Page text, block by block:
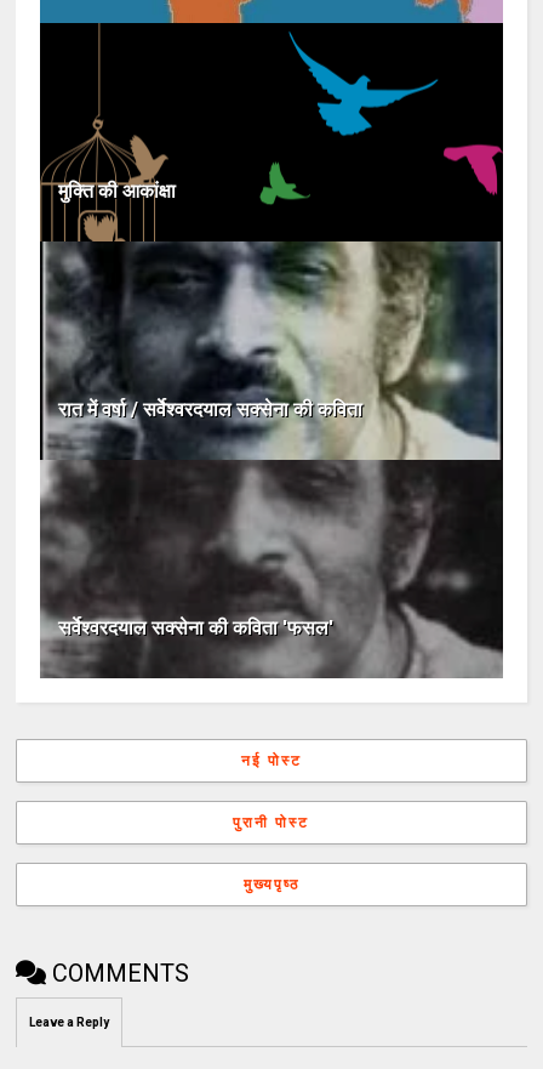
मुक्ति की आकांक्षा
रात में वर्षा / सर्वेश्वरदयाल सक्सेना की कविता
सर्वेश्वरदयाल सक्सेना की कविता 'फसल'
नई पोस्ट
पुरानी पोस्ट
मुख्यपृष्ठ
COMMENTS
Leave a Reply